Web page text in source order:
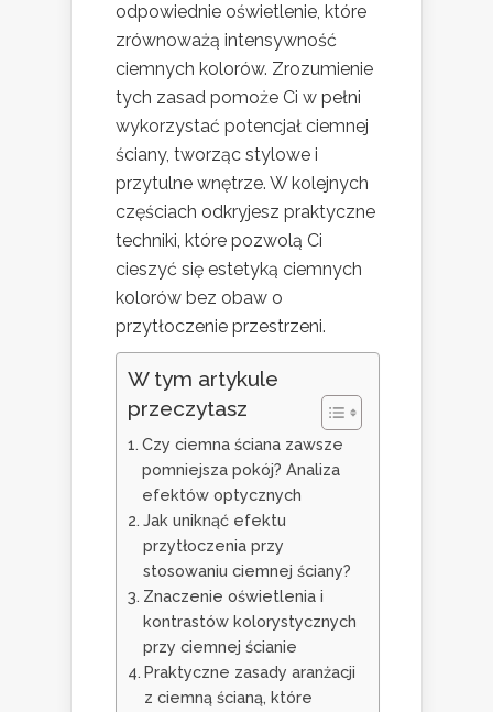
odpowiednie oświetlenie, które
zrównoważą intensywność
ciemnych kolorów. Zrozumienie
tych zasad pomoże Ci w pełni
wykorzystać potencjał ciemnej
ściany, tworząc stylowe i
przytulne wnętrze. W kolejnych
częściach odkryjesz praktyczne
techniki, które pozwolą Ci
cieszyć się estetyką ciemnych
kolorów bez obaw o
przytłoczenie przestrzeni.
W tym artykule
przeczytasz
Czy ciemna ściana zawsze
pomniejsza pokój? Analiza
efektów optycznych
Jak uniknąć efektu
przytłoczenia przy
stosowaniu ciemnej ściany?
Znaczenie oświetlenia i
kontrastów kolorystycznych
przy ciemnej ścianie
Praktyczne zasady aranżacji
z ciemną ścianą, które